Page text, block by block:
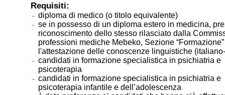
Requisiti:
diploma di medico (o titolo equivalente)
se in possesso di un diploma estero in medicina,
riconoscimento dello stesso rilasciato dalla
professioni mediche Mebeko, Sezione
l'attestazione delle conoscenze linguistiche
candidati in formazione specialistica in psichiatria e
psicoterapia
candidati in formazione specialistica in psichiatria e
psicoterapia infantile e dell’adolescenza